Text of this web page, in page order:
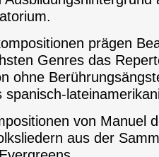
prägen
Genres das
ohne
spanisch-
von Manuel
aus der